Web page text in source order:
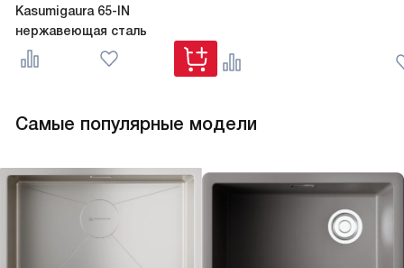
Kasumigaura 65-IN
нержавеющая сталь
Самые популярные модели